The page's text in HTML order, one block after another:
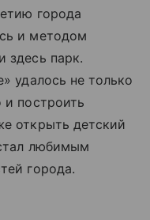
города
и методом
здесь парк.
удалось не только
и построить
открыть детский
любимым
города.